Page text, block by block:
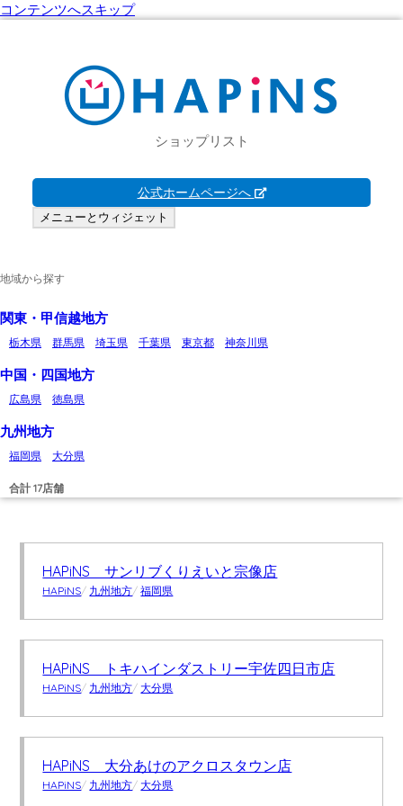
コンテンツへスキップ
ショップリスト
公式ホームページへ
メニューとウィジェット
地域から探す
関東・甲信越地方
栃木県 群馬県 埼玉県 千葉県 東京都 神奈川県
中国・四国地方
広島県 徳島県
九州地方
福岡県 大分県
合計 17店舗
HAPiNS サンリブくりえいと宗像店
HAPiNS/ 九州地方/福岡県
HAPiNS トキハインダストリー宇佐四日市店
HAPiNS/ 九州地方/大分県
HAPiNS 大分あけのアクロスタウン店
HAPiNS/ 九州地方/大分県